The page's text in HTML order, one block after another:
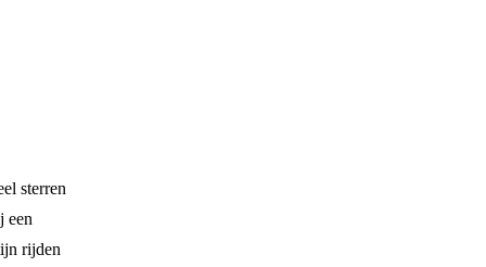
sterren
een
rijden